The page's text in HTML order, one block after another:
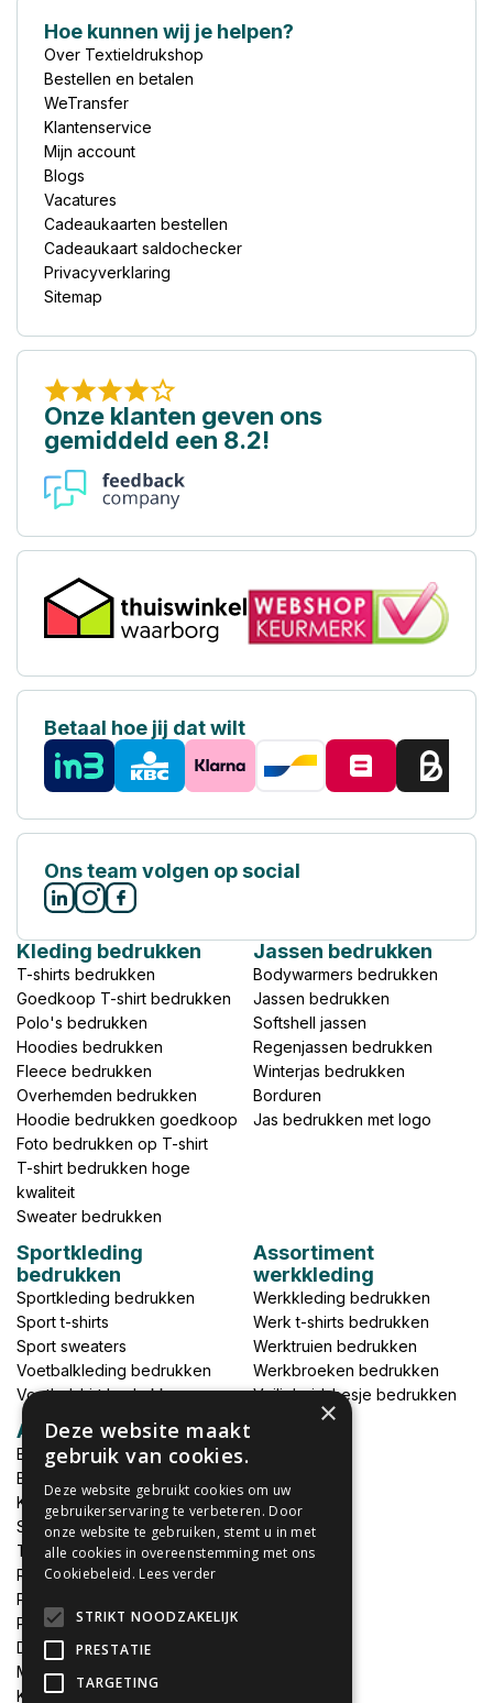
Hoe kunnen wij je helpen?
Over Textieldrukshop
Bestellen en betalen
WeTransfer
Klantenservice
Mijn account
Blogs
Vacatures
Cadeaukaarten bestellen
Cadeaukaart saldochecker
Privacyverklaring
Sitemap
Onze klanten geven ons
gemiddeld een 8.2!
Betaal hoe jij dat wilt
Ons team volgen op social
Kleding bedrukken
T-shirts bedrukken
Goedkoop T-shirt bedrukken
Polo's bedrukken
Hoodies bedrukken
Fleece bedrukken
Overhemden bedrukken
Hoodie bedrukken goedkoop
Foto bedrukken op T-shirt
T-shirt bedrukken hoge
kwaliteit
Sweater bedrukken
Jassen bedrukken
Bodywarmers bedrukken
Jassen bedrukken
Softshell jassen
Regenjassen bedrukken
Winterjas bedrukken
Borduren
Jas bedrukken met logo
Sportkleding
bedrukken
Sportkleding bedrukken
Sport t-shirts
Sport sweaters
Voetbalkleding bedrukken
Voetbalshirt bedrukken
Assortiment
werkkleding
Werkkleding bedrukken
Werk t-shirts bedrukken
Werktruien bedrukken
Werkbroeken bedrukken
Veiligheidshesje bedrukken
Accessoires
Babykleding bedrukken
Broek bedrukken
Kapmantels bedrukken
Schort bedrukken
Tas bedrukken
Relatieschenken
Petten bedrukken
Petten borduren
DTF print per meter
MEGADEALS
Keukenschort bedrukken
×
Deze website maakt
gebruik van cookies.
Deze website gebruikt cookies om uw
gebruikerservaring te verbeteren. Door
onze website te gebruiken, stemt u in met
alle cookies in overeenstemming met ons
Cookiebeleid. Lees verder
STRIKT NOODZAKELIJK
PRESTATIE
TARGETING